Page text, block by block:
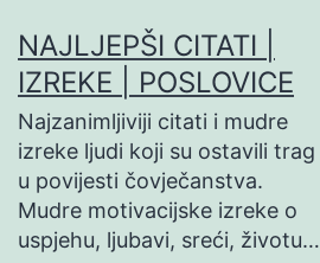
na
sadržaj
NAJLJEPŠI CITATI |
IZREKE | POSLOVICE
Najzanimljiviji citati i mudre
izreke ljudi koji su ostavili trag
u povijesti čovječanstva.
Mudre motivacijske izreke o
uspjehu, ljubavi, sreći, životu…